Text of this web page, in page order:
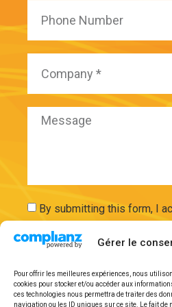
Gérer le
Pour offrir les meilleures expériences, nous
cookies pour stocker et/ou accéder aux
ces technologies nous permettra de traiter des
navigation ou les ID uniques sur ce site. Le fait de
By submitting this form, I
information entered will be
stored on the basis of my
Send